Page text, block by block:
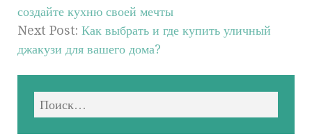
создайте кухню своей мечты
Next Post: Как выбрать и где купить уличный
джакузи для вашего дома?